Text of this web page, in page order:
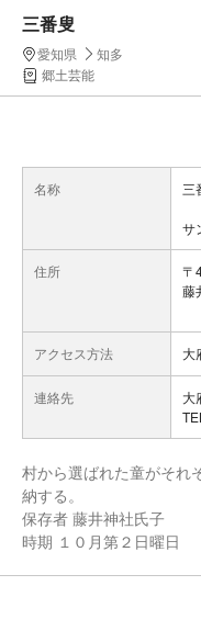
三番叟
愛知県
知多
郷土芸能
名称 三
サ
住所
〒
藤
アクセス方法 大
連絡先
大
村から選ばれた童がそれ
納する。
保存者 藤井神社氏子
時期 １０月第２日曜日